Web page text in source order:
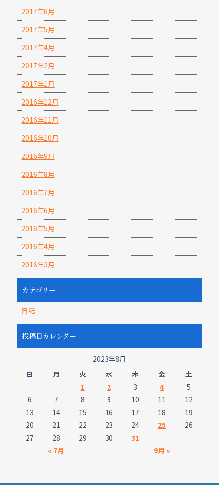
2017年6月
2017年5月
2017年4月
2017年2月
2017年1月
2016年12月
2016年11月
2016年10月
2016年9月
2016年8月
2016年7月
2016年6月
2016年5月
2016年4月
2016年3月
カテゴリー
日記
投稿日カレンダー
2023年8月
日
月 火 水 木 金 土
« 7月 9月 »
1 2 3 4
5
6
7 8 9 10 11
12
13
14 15 16 17 18
19
20
21 22 23 24 25
26
27
28 29 30 31